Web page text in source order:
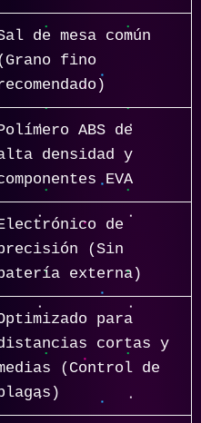
de mesa común
fino
ABS de
densidad y
EVA
de
(Sin
batería externa)
para
cortas y
(Control de